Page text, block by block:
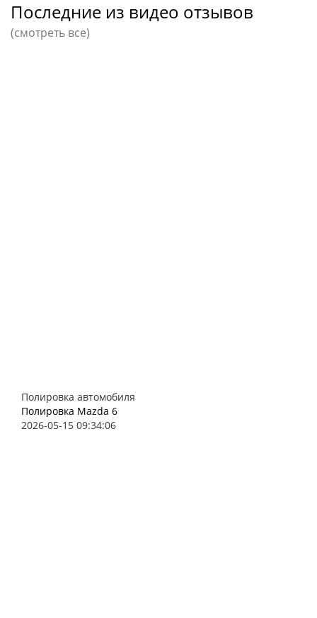
Последние из видео отзывов
(смотреть все)
Полировка автомобиля
Полировка Mazda 6
2026-05-15 09:34:06